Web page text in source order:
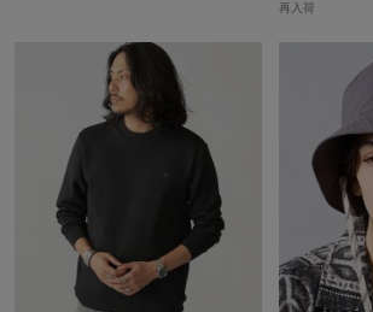
再入荷